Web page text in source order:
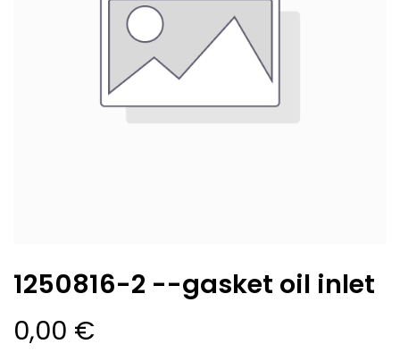
1250816-2 --gasket oil inlet
0,00 €